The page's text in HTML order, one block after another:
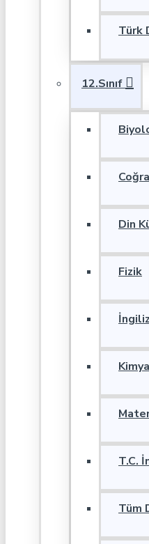
Türk
12.Sınıf
Din
Fizik
Kimya
T.C.
Tüm